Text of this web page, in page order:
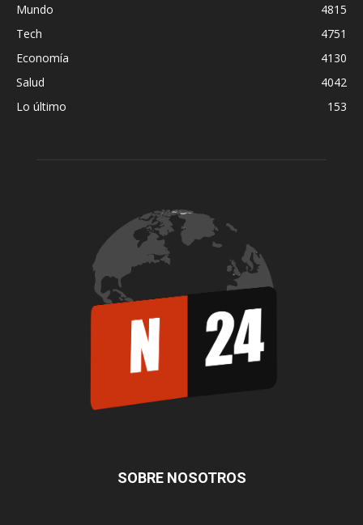
Mundo
4815
Tech
4751
Economía
4130
Salud
4042
Lo último
153
SOBRE NOSOTROS